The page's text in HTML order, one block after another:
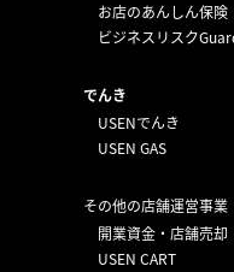
お店のあんしん保険
ビジネスリスク
でんき
USENでんき
USEN GAS
その他の店舗運営事業
開業資金・店舗売却
USEN CART